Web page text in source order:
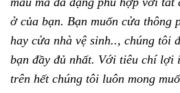
ở của bạn. Bạn muốn cửa thông
hay cửa nhà vệ sinh.., chúng tôi
bạn đầy đủ nhất. Với tiêu chí lợi
trên hết chúng tôi luôn mong